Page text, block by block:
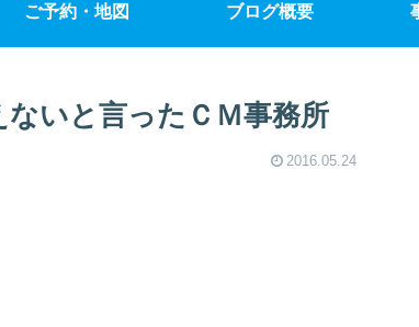
ご予約・地図 ブログ概要
いと言ったＣＭ事務所
2016.05.24